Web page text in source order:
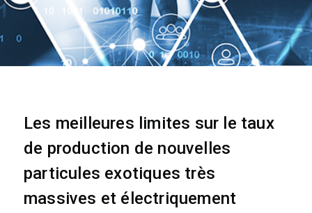
Les meilleures limites sur le taux
de production de nouvelles
particules exotiques très
massives et électriquement